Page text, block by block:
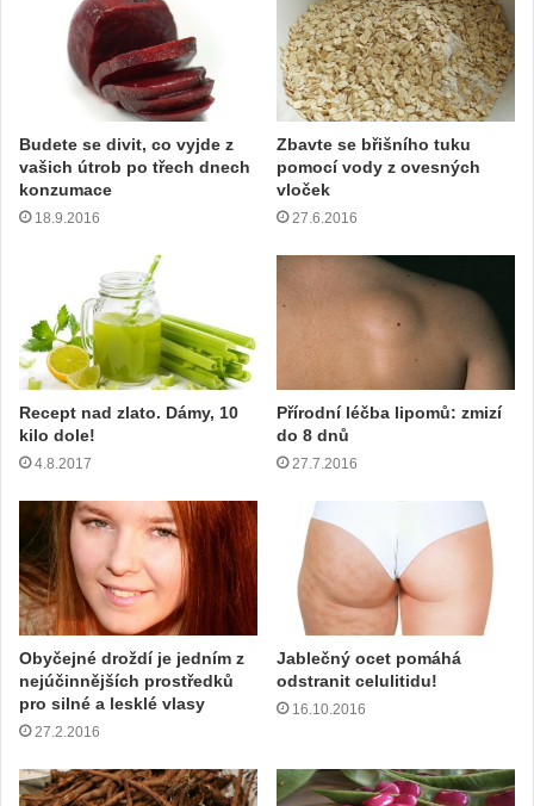
a
i
l
o
d
r
s
Budete se divit, co vyjde z
vašich útrob po třech dnech
konzumace
18.9.2016
Zbavte se břišního tuku
pomocí vody z ovesných
vloček
27.6.2016
Recept nad zlato. Dámy, 10
kilo dole!
4.8.2017
Přírodní léčba lipomů: zmizí
do 8 dnů
27.7.2016
Obyčejné droždí je jedním z
nejúčinnějších prostředků
pro silné a lesklé vlasy
27.2.2016
Jablečný ocet pomáhá
odstranit celulitidu!
16.10.2016